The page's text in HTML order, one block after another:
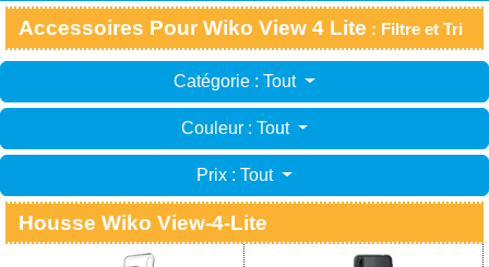
Accessoires Pour Wiko View 4 Lite : Filtre et Tri
Catégorie : Tout
Couleur : Tout
Prix : Tout
Housse Wiko View-4-Lite